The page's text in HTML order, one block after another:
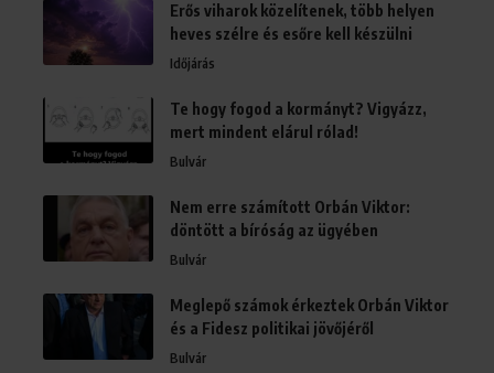
Erős viharok közelítenek, több helyen
heves szélre és esőre kell készülni
Időjárás
Te hogy fogod a kormányt? Vigyázz,
mert mindent elárul rólad!
Bulvár
Nem erre számított Orbán Viktor:
döntött a bíróság az ügyében
Bulvár
Meglepő számok érkeztek Orbán Viktor
és a Fidesz politikai jövőjéről
Bulvár